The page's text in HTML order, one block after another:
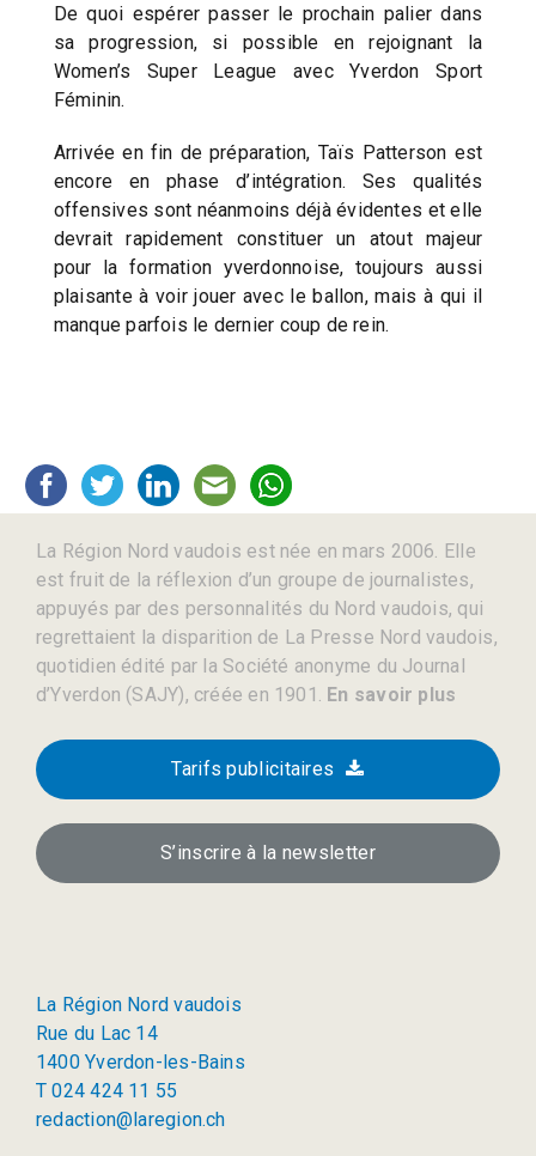
De quoi espérer passer le prochain palier dans
sa progression, si possible en rejoignant la
Women’s Super League avec Yverdon Sport
Féminin.
Arrivée en fin de préparation, Taïs Patterson est
encore en phase d’intégration. Ses qualités
offensives sont néanmoins déjà évidentes et elle
devrait rapidement constituer un atout majeur
pour la formation yverdonnoise, toujours aussi
plaisante à voir jouer avec le ballon, mais à qui il
manque parfois le dernier coup de rein.
La Région Nord vaudois est née en mars 2006. Elle
est fruit de la réflexion d’un groupe de journalistes,
appuyés par des personnalités du Nord vaudois, qui
regrettaient la disparition de La Presse Nord vaudois,
quotidien édité par la Société anonyme du Journal
d’Yverdon (SAJY), créée en 1901. En savoir plus
Tarifs publicitaires
S’inscrire à la newsletter
La Région Nord vaudois
Rue du Lac 14
1400 Yverdon-les-Bains
T 024 424 11 55
redaction@laregion.ch